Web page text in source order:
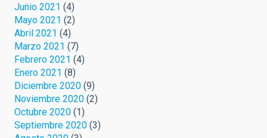
Junio 2021 (4)
Mayo 2021 (2)
Abril 2021 (4)
Marzo 2021 (7)
Febrero 2021 (4)
Enero 2021 (8)
Diciembre 2020 (9)
Noviembre 2020 (2)
Octubre 2020 (1)
Septiembre 2020 (3)